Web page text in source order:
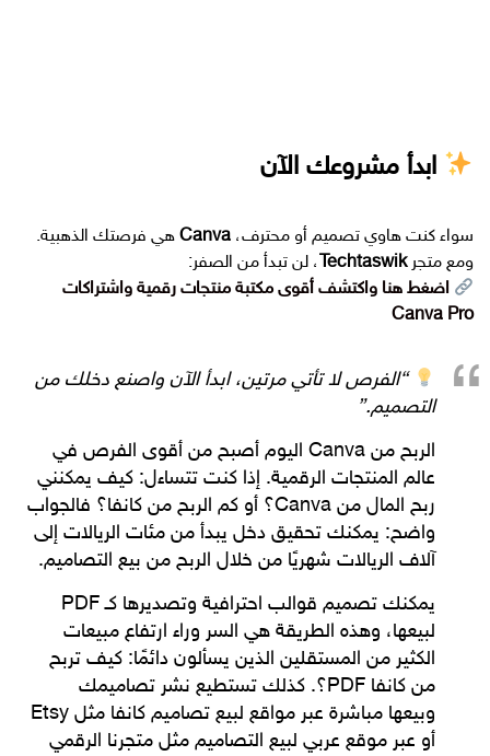
ابدأ مشروعك الآن
سواء كنت هاوي تصميم أو محترف، Canva هي فرصتك الذهبية.
ومع متجرTechtaswik ، لن تبدأ من الصفر:
اضغط هنا واكتشف أقوى مكتبة منتجات رقمية واشتراكات
Canva Pro
“الفرص لا تأتي مرتين، ابدأ الآن واصنع دخلك من
التصميم.”
الربح من Canva اليوم أصبح من أقوى الفرص في
عالم المنتجات الرقمية. إذا كنت تتساءل: كيف يمكنني
ربح المال من Canva؟
أو كم الربح من كانفا؟ فالجواب
واضح: يمكنك تحقيق دخل يبدأ من مئات الريالات إلى
آلاف الريالات شهريًا من خلال الربح من بيع التصاميم.
يمكنك تصميم قوالب احترافية وتصديرها كـPDF
لبيعها، وهذه الطريقة هي السر وراء ارتفاع مبيعات
الكثير من المستقلين الذين يسألون دائمًا: كيف تربح
من كانفا PDF؟
. كذلك تستطيع نشر تصاميمك
وبيعها مباشرة عبر مواقع لبيع تصاميم كانفا
مثل Etsy
أو عبر موقع عربي لبيع التصاميم مثل متجرنا الرقمي